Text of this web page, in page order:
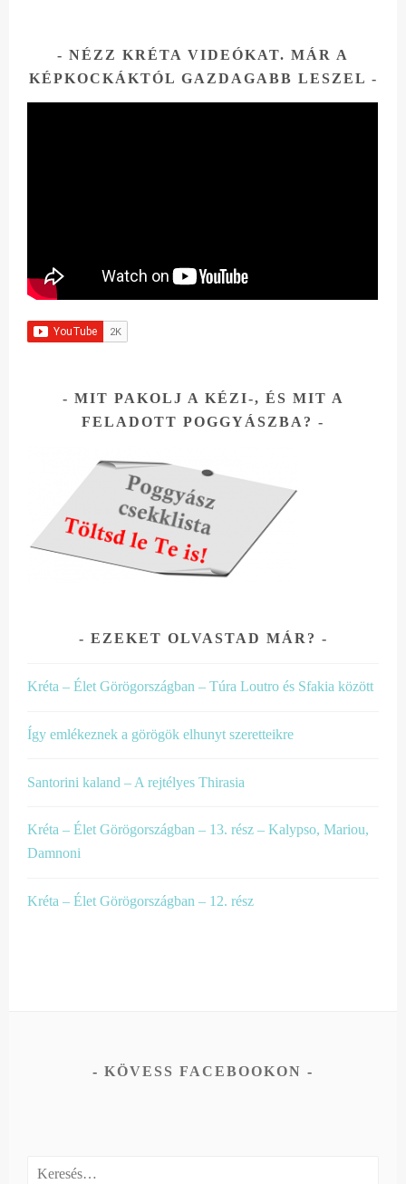
NÉZZ KRÉTA VIDEÓKAT. MÁR A
KÉPKOCKÁKTÓL GAZDAGABB LESZEL
MIT PAKOLJ A KÉZI-, ÉS MIT A
FELADOTT POGGYÁSZBA?
EZEKET OLVASTAD MÁR?
Kréta – Élet Görögországban – Túra Loutro és Sfakia között
Így emlékeznek a görögök elhunyt szeretteikre
Santorini kaland – A rejtélyes Thirasia
Kréta – Élet Görögországban – 13. rész – Kalypso, Mariou,
Damnoni
Kréta – Élet Görögországban – 12. rész
KÖVESS FACEBOOKON
Keresés: